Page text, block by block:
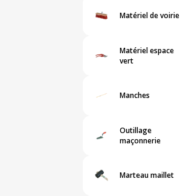
Matériel de voirie
Matériel espace
vert
Manches
Outillage
maçonnerie
Marteau maillet